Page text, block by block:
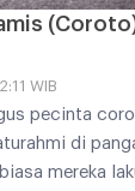
WIB
pecinta
di
mereka